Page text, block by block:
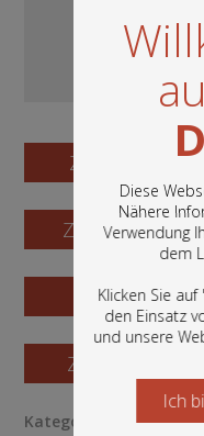
Diese
Nähere
Verwendung
dem
Klicken Sie
den Einsatz
und unsere
In diesem
Ich
Zum Digitalisat
Zum
Zur Vorschau
Zur Bestellung
Kategorie / Medientyp